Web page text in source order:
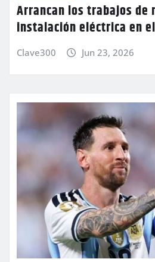
Arrancan los trabajos de
instalación eléctrica en
Clave300 Jun 23, 2026